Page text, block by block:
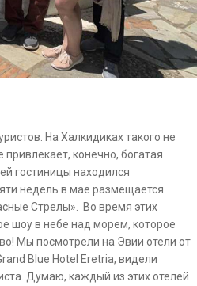
На Халкидиках такого не
конечно, богатая
гостиницы находился
недель в мае размещается
Стрелы». Во время этих
шоу в небе над морем, которое
Мы посмотрели на Эвии отели от
Blue Hotel Eretria, видели
Думаю, каждый из этих отелей